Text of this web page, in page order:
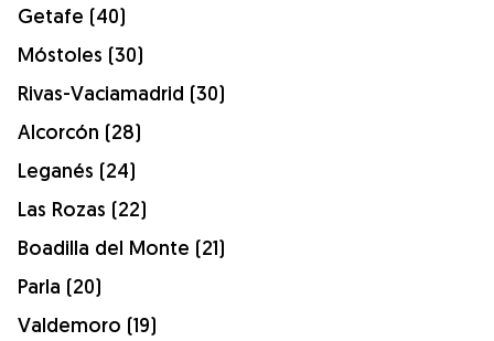
Getafe (40)
Móstoles (30)
Rivas-Vaciamadrid (30)
Alcorcón (28)
Leganés (24)
Las Rozas (22)
Boadilla del Monte (21)
Parla (20)
Valdemoro (19)